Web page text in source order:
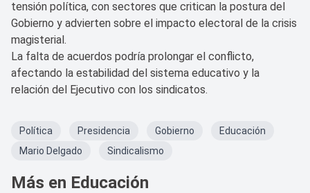
tensión política, con sectores que critican la postura del
Gobierno y advierten sobre el impacto electoral de la crisis
magisterial.
La falta de acuerdos podría prolongar el conflicto,
afectando la estabilidad del sistema educativo y la
relación del Ejecutivo con los sindicatos.
Política Presidencia Gobierno
Educación
Mario Delgado
Sindicalismo
Más en Educación